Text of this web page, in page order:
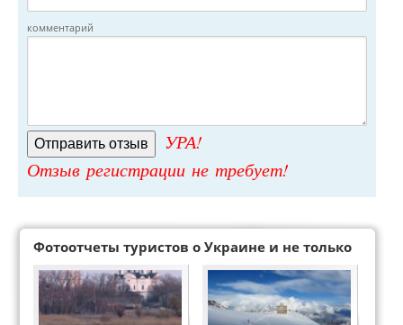
комментарий
УРА!
Отзыв регистрации не требует!
Фотоотчеты туристов о Украине и не только